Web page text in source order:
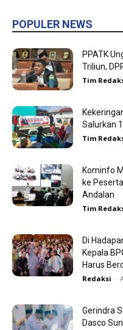
POPULER NEWS
PPATK
Triliun,
Tim
Salurkan
Tim
Kominfo
ke
Andalan
Tim
Di
Kepala
Harus
Redaksi -
Gerindra
Dasco